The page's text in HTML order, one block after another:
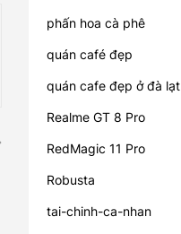
phấn hoa cà phê
quán café đẹp
quán cafe đẹp ở đà lạt
Realme GT 8 Pro
RedMagic 11 Pro
Robusta
tai-chinh-ca-nhan